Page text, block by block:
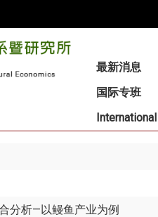
最新消息
国际专班
分析—以鳗鱼产业为例